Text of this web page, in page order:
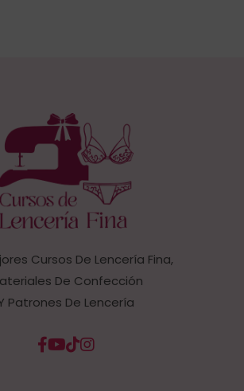
Cursos De Lencería Fina,
De Confección
Patrones De Lencería